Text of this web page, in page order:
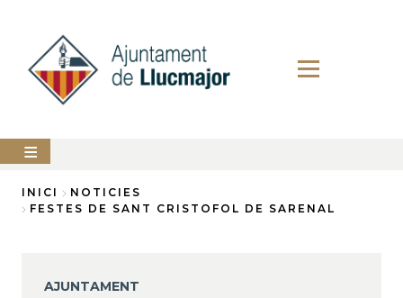
contingut
AJUNTAMENT
INICI
NOTICIES
FESTES DE SANT CRISTOFOL DE SARENAL
AJUNTAMENT